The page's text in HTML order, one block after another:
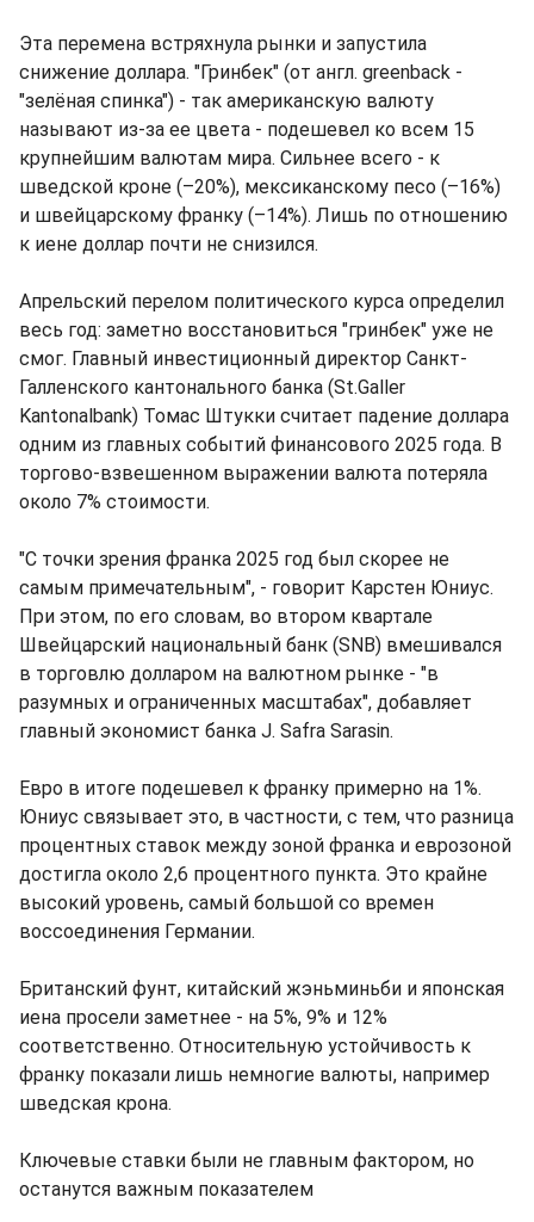
Эта перемена встряхнула рынки и запустила
снижение доллара. "Гринбек" (от англ. greenback -
"зелёная спинка") - так американскую валюту
называют из-за ее цвета - подешевел ко всем 15
крупнейшим валютам мира. Сильнее всего - к
шведской кроне (–20%), мексиканскому песо (–16%)
и швейцарскому франку (–14%). Лишь по отношению
к иене доллар почти не снизился.
Апрельский перелом политического курса определил
весь год: заметно восстановиться "гринбек" уже не
смог. Главный инвестиционный директор Санкт-
Галленского кантонального банка (St.Galler
Kantonalbank) Томас Штукки считает падение доллара
одним из главных событий финансового 2025 года. В
торгово-взвешенном выражении валюта потеряла
около 7% стоимости.
"С точки зрения франка 2025 год был скорее не
самым примечательным", - говорит Карстен Юниус.
При этом, по его словам, во втором квартале
Швейцарский национальный банк (SNB) вмешивался
в торговлю долларом на валютном рынке - "в
разумных и ограниченных масштабах", добавляет
главный экономист банка J. Safra Sarasin.
Евро в итоге подешевел к франку примерно на 1%.
Юниус связывает это, в частности, с тем, что разница
процентных ставок между зоной франка и еврозоной
достигла около 2,6 процентного пункта. Это крайне
высокий уровень, самый большой со времен
воссоединения Германии.
Британский фунт, китайский жэньминьби и японская
иена просели заметнее - на 5%, 9% и 12%
соответственно. Относительную устойчивость к
франку показали лишь немногие валюты, например
шведская крона.
Ключевые ставки были не главным фактором, но
останутся важным показателем